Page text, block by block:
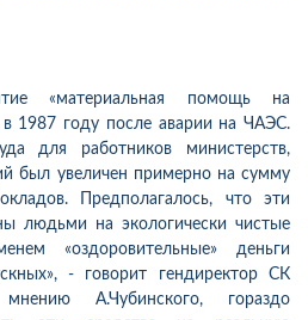
«материальная помощь на
в 1987 году после аварии на ЧАЭС.
для работников министерств,
был увеличен примерно на сумму
Предполагалось, что эти
людьми на экологически чистые
«оздоровительные» деньги
- говорит гендиректор СК
А.Чубинского, гораздо